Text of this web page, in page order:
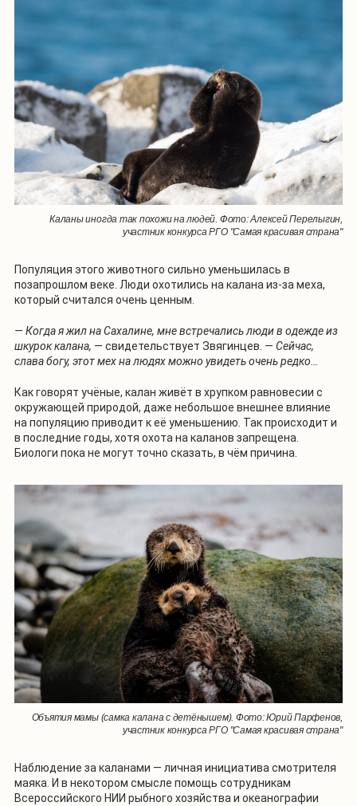
Каланы иногда так похожи на людей. Фото: Алексей Перелыгин,
участник конкурса РГО "Самая красивая страна"
Популяция этого животного сильно уменьшилась в
позапрошлом веке. Люди охотились на калана из-за меха,
который считался очень ценным.
— Когда я жил на Сахалине, мне встречались люди в одежде из
шкурок калана, — свидетельствует Звягинцев. — Сейчас,
слава богу, этот мех на людях можно увидеть очень редко…
Как говорят учёные, калан живёт в хрупком равновесии с
окружающей природой, даже небольшое внешнее влияние
на популяцию приводит к её уменьшению. Так происходит и
в последние годы, хотя охота на каланов запрещена.
Биологи пока не могут точно сказать, в чём причина.
Объятия мамы (самка калана с детёнышем). Фото: Юрий Парфенов,
участник конкурса РГО "Самая красивая страна"
Наблюдение за каланами — личная инициатива смотрителя
маяка. И в некотором смысле помощь сотрудникам
Всероссийского НИИ рыбного хозяйства и океанографии